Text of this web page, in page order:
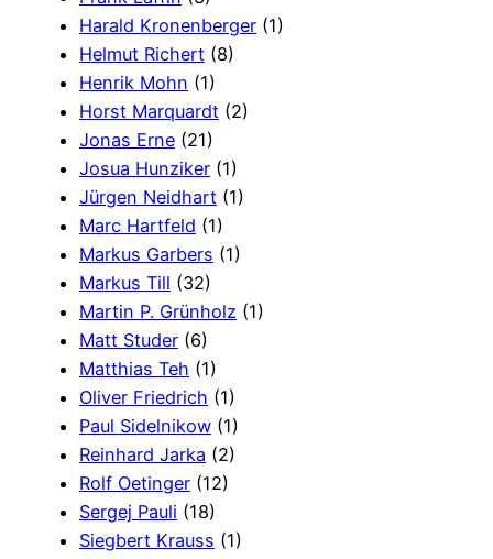
Harald Kronenberger (1)
Helmut Richert (8)
Henrik Mohn (1)
Horst Marquardt (2)
Jonas Erne (21)
Josua Hunziker (1)
Jürgen Neidhart (1)
Marc Hartfeld (1)
Markus Garbers (1)
Markus Till (32)
Martin P. Grünholz (1)
Matt Studer (6)
Matthias Teh (1)
Oliver Friedrich (1)
Paul Sidelnikow (1)
Reinhard Jarka (2)
Rolf Oetinger (12)
Sergej Pauli (18)
Siegbert Krauss (1)